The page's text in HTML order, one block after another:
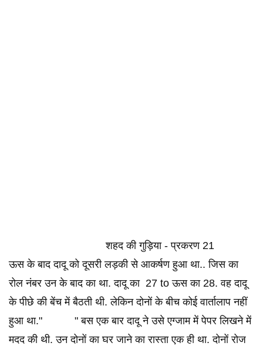
शहद की गुड़िया - प्रकरण 21
ऊस के बाद दादू को दूसरी लड़की से आकर्षण हुआ था.. जिस का
रोल नंबर उन के बाद का था. दादू का 27 to ऊस का 28. वह दादू
के पीछे की बेंच में बैठती थी. लेकिन दोनों के बीच कोई वार्तालाप नहीं
हुआ था." " बस एक बार दादू ने उसे एग्जाम में पेपर लिखने में
मदद की थी. उन दोनों का घर जाने का रास्ता एक ही था. दोनों रोज